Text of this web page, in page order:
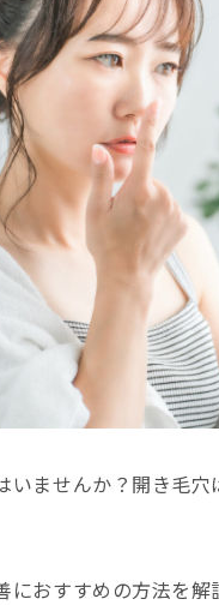
ませんか？開き毛
おすすめの方法を